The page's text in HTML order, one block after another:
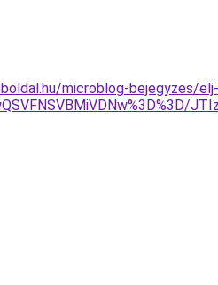
microblog-bejegyzes/